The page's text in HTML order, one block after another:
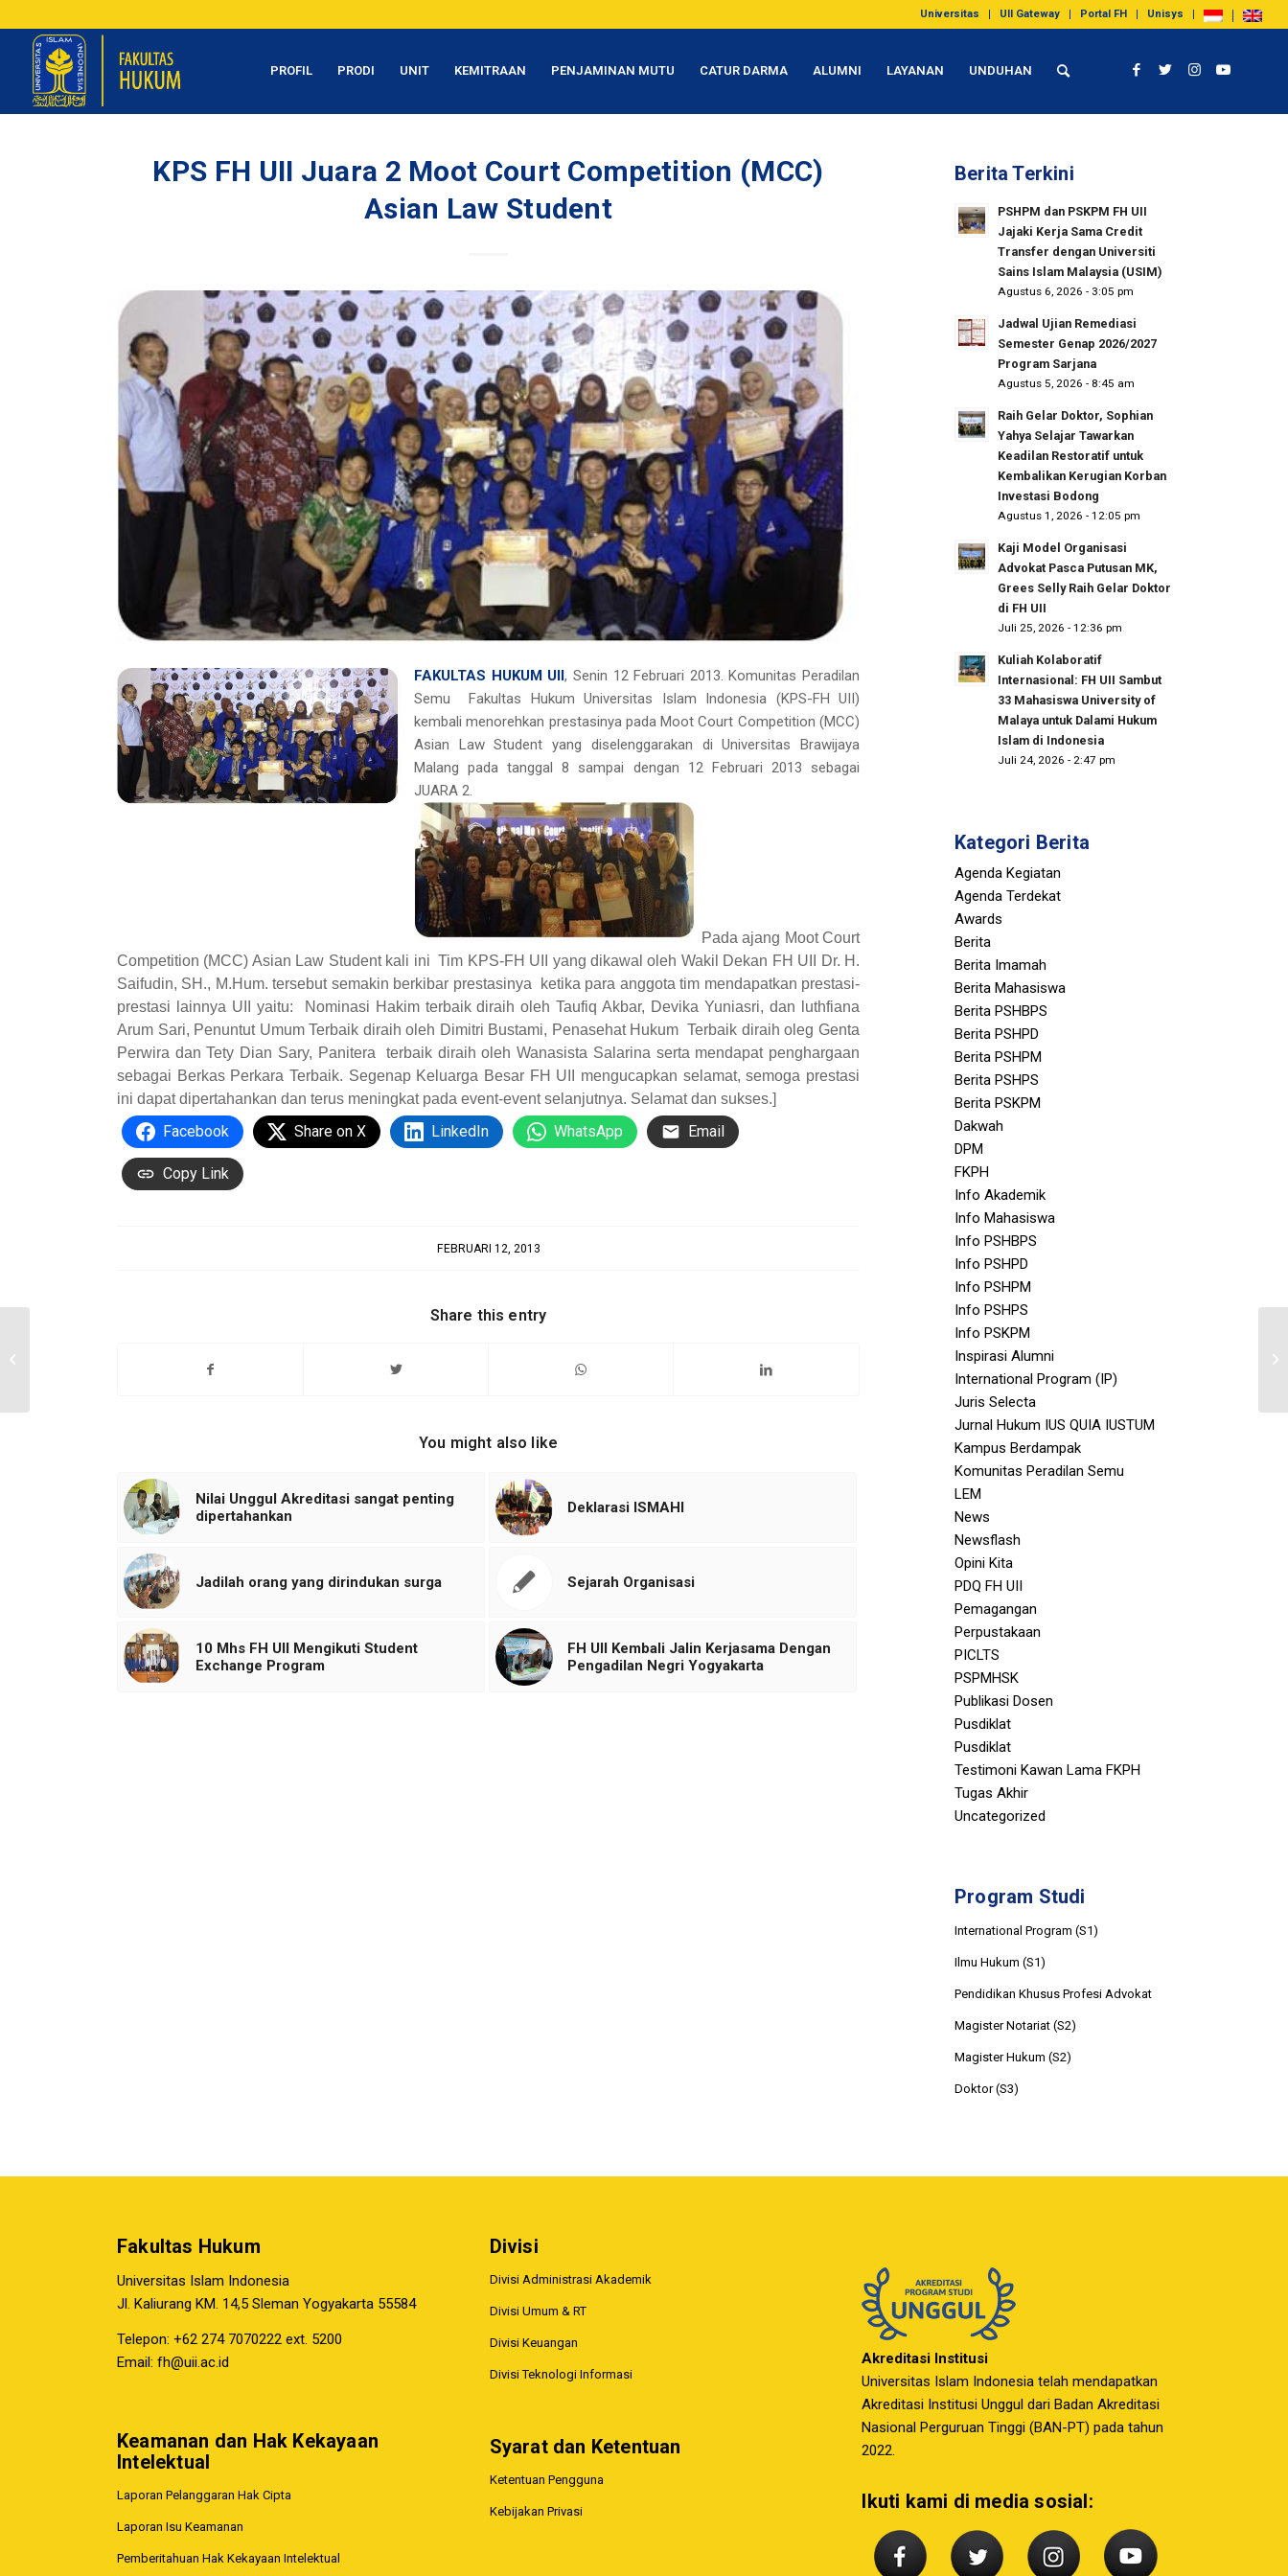
Universitas UII Gateway Portal FH Unisys
PROFIL PRODI UNIT KEMITRAAN PENJAMINAN MUTU CATUR DARMA ALUMNI LAYANAN UNDUHAN
KPS FH UII Juara 2 Moot Court Competition (MCC)
Asian Law Student
FAKULTAS HUKUM UII, Senin 12 Februari 2013. Komunitas Peradilan
Semu Fakultas Hukum Universitas Islam Indonesia (KPS-FH UII)
kembali menorehkan prestasinya pada Moot Court Competition (MCC)
Asian Law Student yang diselenggarakan di Universitas Brawijaya
Malang pada tanggal 8 sampai dengan 12 Februari 2013 sebagai
JUARA 2.
Pada ajang Moot Court
Competition (MCC) Asian Law Student kali ini Tim KPS-FH UII yang dikawal oleh Wakil Dekan FH UII Dr. H.
Saifudin, SH., M.Hum. tersebut semakin berkibar prestasinya ketika para anggota tim mendapatkan prestasi-
prestasi lainnya UII yaitu: Nominasi Hakim terbaik diraih oleh Taufiq Akbar, Devika Yuniasri, dan luthfiana
Arum Sari, Penuntut Umum Terbaik diraih oleh Dimitri Bustami, Penasehat Hukum Terbaik diraih oleg Genta
Perwira dan Tety Dian Sary, Panitera terbaik diraih oleh Wanasista Salarina serta mendapat penghargaan
sebagai Berkas Perkara Terbaik. Segenap Keluarga Besar FH UII mengucapkan selamat, semoga prestasi
ini dapat dipertahankan dan terus meningkat pada event-event selanjutnya. Selamat dan sukses.]
Facebook Share on X LinkedIn WhatsApp Email
Copy Link
FEBRUARI 12, 2013
Share this entry
You might also like
Nilai Unggul Akreditasi sangat penting
dipertahankan
Deklarasi ISMAHI
Jadilah orang yang dirindukan surga Sejarah Organisasi
10 Mhs FH UII Mengikuti Student
Exchange Program
FH UII Kembali Jalin Kerjasama Dengan
Pengadilan Negri Yogyakarta
Berita Terkini
PSHPM dan PSKPM FH UII
Jajaki Kerja Sama Credit
Transfer dengan Universiti
Sains Islam Malaysia (USIM)
Agustus 6, 2026 - 3:05 pm
Jadwal Ujian Remediasi
Semester Genap 2026/2027
Program Sarjana
Agustus 5, 2026 - 8:45 am
Raih Gelar Doktor, Sophian
Yahya Selajar Tawarkan
Keadilan Restoratif untuk
Kembalikan Kerugian Korban
Investasi Bodong
Agustus 1, 2026 - 12:05 pm
Kaji Model Organisasi
Advokat Pasca Putusan MK,
Grees Selly Raih Gelar Doktor
di FH UII
Juli 25, 2026 - 12:36 pm
Kuliah Kolaboratif
Internasional: FH UII Sambut
33 Mahasiswa University of
Malaya untuk Dalami Hukum
Islam di Indonesia
Juli 24, 2026 - 2:47 pm
Kategori Berita
Agenda Kegiatan
Agenda Terdekat
Awards
Berita
Berita Imamah
Berita Mahasiswa
Berita PSHBPS
Berita PSHPD
Berita PSHPM
Berita PSHPS
Berita PSKPM
Dakwah
DPM
FKPH
Info Akademik
Info Mahasiswa
Info PSHBPS
Info PSHPD
Info PSHPM
Info PSHPS
Info PSKPM
Inspirasi Alumni
International Program (IP)
Juris Selecta
Jurnal Hukum IUS QUIA IUSTUM
Kampus Berdampak
Komunitas Peradilan Semu
LEM
News
Newsflash
Opini Kita
PDQ FH UII
Pemagangan
Perpustakaan
PICLTS
PSPMHSK
Publikasi Dosen
Pusdiklat
Pusdiklat
Testimoni Kawan Lama FKPH
Tugas Akhir
Uncategorized
Program Studi
International Program (S1)
Ilmu Hukum (S1)
Pendidikan Khusus Profesi Advokat
Magister Notariat (S2)
Magister Hukum (S2)
Doktor (S3)
Fakultas Hukum
Universitas Islam Indonesia
Jl. Kaliurang KM. 14,5 Sleman Yogyakarta 55584
Telepon: +62 274 7070222 ext. 5200
Email: fh@uii.ac.id
Keamanan dan Hak Kekayaan
Intelektual
Laporan Pelanggaran Hak Cipta
Laporan Isu Keamanan
Pemberitahuan Hak Kekayaan Intelektual
Divisi
Divisi Administrasi Akademik
Divisi Umum & RT
Divisi Keuangan
Divisi Teknologi Informasi
Syarat dan Ketentuan
Ketentuan Pengguna
Kebijakan Privasi
Akreditasi Institusi
Universitas Islam Indonesia telah mendapatkan
Akreditasi Institusi Unggul dari Badan Akreditasi
Nasional Perguruan Tinggi (BAN-PT) pada tahun
2022.
Ikuti kami di media sosial: